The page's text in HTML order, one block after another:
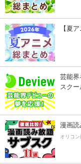
【夏
芸能界
スク
漫画読
オリコ